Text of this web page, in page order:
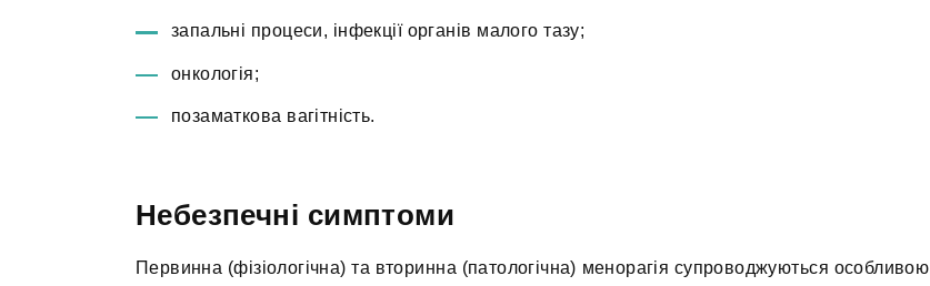
запальні процеси, інфекції органів малого тазу;
онкологія;
позаматкова вагітність.
Небезпечні симптоми
Первинна (фізіологічна) та вторинна (патологічна) менорагія супроводжуються особливою